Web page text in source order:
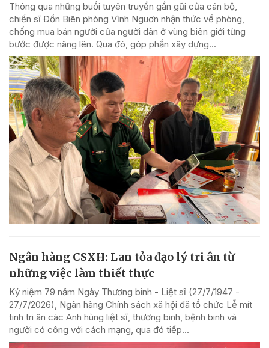
Thông qua những buổi tuyên truyền gần gũi của cán bộ,
chiến sĩ Đồn Biên phòng Vĩnh Nguơn nhận thức về phòng,
chống mua bán người của người dân ở vùng biên giới từng
bước được nâng lên. Qua đó, góp phần xây dựng...
Ngân hàng CSXH: Lan tỏa đạo lý tri ân từ
những việc làm thiết thực
Kỷ niệm 79 năm Ngày Thương binh - Liệt sĩ (27/7/1947 -
27/7/2026), Ngân hàng Chính sách xã hội đã tổ chức Lễ mít
tinh tri ân các Anh hùng liệt sĩ, thương binh, bệnh binh và
người có công với cách mạng, qua đó tiếp...